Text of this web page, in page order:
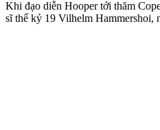
Khi đạo diễn Hooper tới thăm
sĩ thế kỷ 19 Vilhelm Hammershoi,